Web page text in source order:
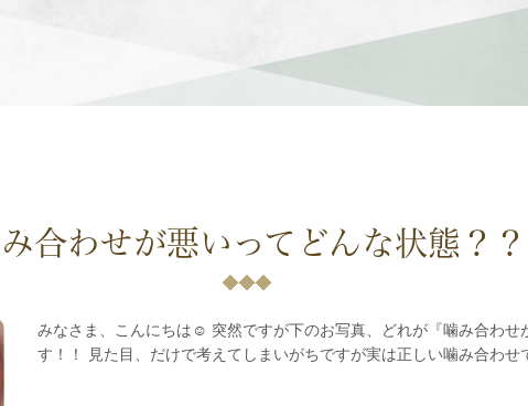
合わせが悪いってどんな状態？？
みなさま、こんにちは☺ 突然ですが下のお写真、どれが『噛み合
す！！ 見た目、だけで考えてしまいがちですが実は正しい噛み合わせ